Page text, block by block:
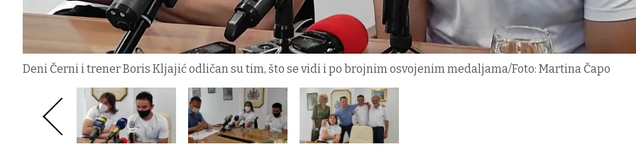
Deni Černi i trener Boris Kljajić odličan su tim, što se vidi i po brojnim osvojenim medaljama/Foto: Martina Čapo